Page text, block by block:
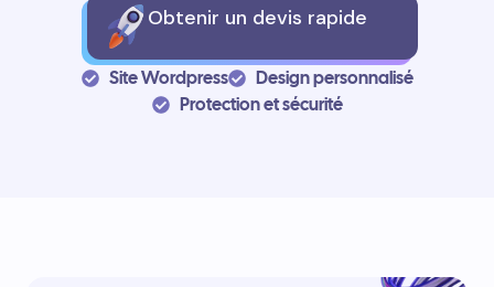
Obtenir un devis rapide
Site Wordpress
Design personnalisé
Protection et sécurité